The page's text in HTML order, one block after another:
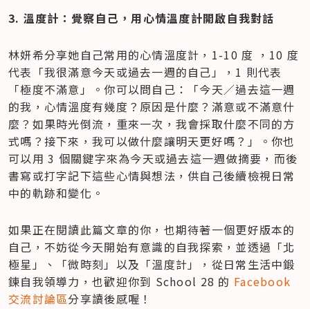
3. 溫度計：覺察自己，用心情溫度計開啟自我對話
林妍希分享她自己常用的心情溫度計，1-10 度 ，10 度
代表「我很滿意今天或過去一週的自己」，1 則代表
「極度不滿意」。你可以問自己：「今天／過去這一週
的我，心情溫度有幾度？原因是什麼？滿意或不滿意什
麼？如果時光倒流，重來一次，我會採取什麼不同的方
式嗎？接下來，我可以做什麼讓明天更好嗎？」。你也
可以用 3 個關鍵字來為今天或過去這一週做摘要，而後
書寫或打字記下這些心情與想法，供自己後續檢視日常
中的軌跡和變化。
如果正在閱讀此篇文章的你，也期待著一個更好版本的
自己，不妨從今天開始有意識的自我探索，並透過「北
極星」、「微時刻」以及「溫度計」，從日常生活中鍛
鍊自我領導力，也歡迎你到 School 28 的 Facebook
交流討論區分享讀後感喔！